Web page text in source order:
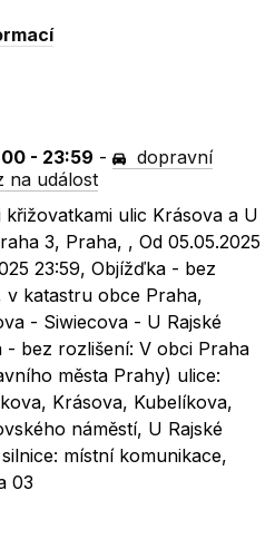
- 23:59 -
dopravní
na událost
křižovatkami ulic Krásova a U
3, Praha, , Od 05.05.2025
23:59, Objížďka - bez
v katastru obce Praha,
- Siwiecova - U Rajské
- bez rozlišení: V obci Praha
města Prahy) ulice:
Krásova, Kubelíkova,
náměstí, U Rajské
místní komunikace,
03